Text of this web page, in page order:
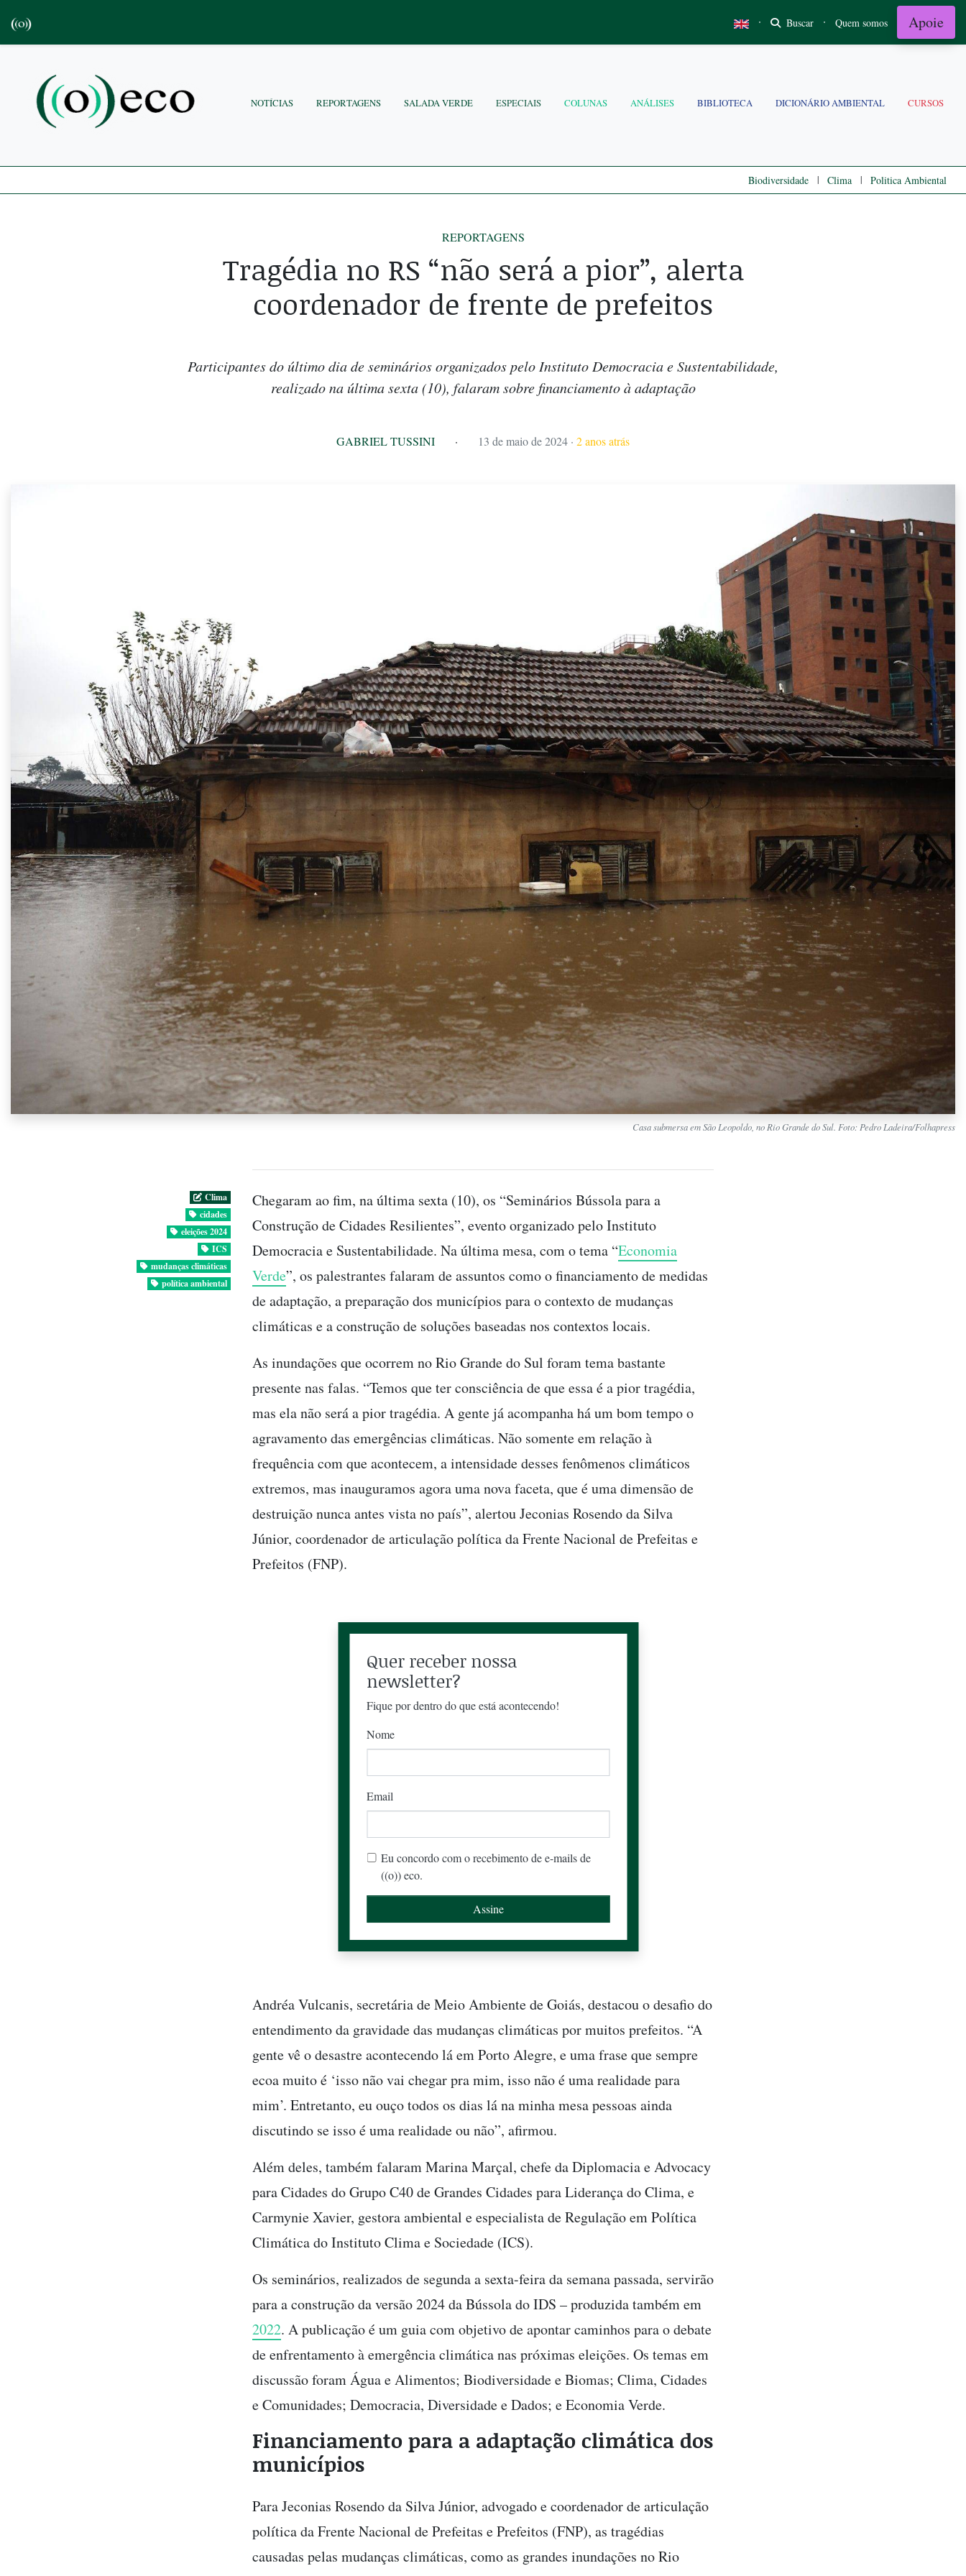
· Buscar · Quem somos Apoie
NOTÍCIAS REPORTAGENS SALADA VERDE ESPECIAIS COLUNAS ANÁLISES BIBLIOTECA DICIONÁRIO AMBIENTAL CURSOS
Biodiversidade | Clima | Politica Ambiental
REPORTAGENS
Tragédia no RS “não será a pior”, alerta
coordenador de frente de prefeitos
Participantes do último dia de seminários organizados pelo Instituto Democracia e Sustentabilidade,
realizado na última sexta (10), falaram sobre financiamento à adaptação
GABRIEL TUSSINI · 13 de maio de 2024 · 2 anos atrás
Casa submersa em São Leopoldo, no Rio Grande do Sul. Foto: Pedro Ladeira/Folhapress
Clima
cidades
eleições 2024
ICS
mudanças climáticas
política ambiental
Chegaram ao fim, na última sexta (10), os “Seminários Bússola para a
Construção de Cidades Resilientes”, evento organizado pelo Instituto
Democracia e Sustentabilidade. Na última mesa, com o tema “Economia
Verde”, os palestrantes falaram de assuntos como o financiamento de medidas
de adaptação, a preparação dos municípios para o contexto de mudanças
climáticas e a construção de soluções baseadas nos contextos locais.
As inundações que ocorrem no Rio Grande do Sul foram tema bastante
presente nas falas. “Temos que ter consciência de que essa é a pior tragédia,
mas ela não será a pior tragédia. A gente já acompanha há um bom tempo o
agravamento das emergências climáticas. Não somente em relação à
frequência com que acontecem, a intensidade desses fenômenos climáticos
extremos, mas inauguramos agora uma nova faceta, que é uma dimensão de
destruição nunca antes vista no país”, alertou Jeconias Rosendo da Silva
Júnior, coordenador de articulação política da Frente Nacional de Prefeitas e
Prefeitos (FNP).
Quer receber nossa
newsletter?
Fique por dentro do que está acontecendo!
Nome
Email
Eu concordo com o recebimento de e-mails de
((o)) eco.
Andréa Vulcanis, secretária de Meio Ambiente de Goiás, destacou o desafio do
entendimento da gravidade das mudanças climáticas por muitos prefeitos. “A
gente vê o desastre acontecendo lá em Porto Alegre, e uma frase que sempre
ecoa muito é ‘isso não vai chegar pra mim, isso não é uma realidade para
mim’. Entretanto, eu ouço todos os dias lá na minha mesa pessoas ainda
discutindo se isso é uma realidade ou não”, afirmou.
Além deles, também falaram Marina Marçal, chefe da Diplomacia e Advocacy
para Cidades do Grupo C40 de Grandes Cidades para Liderança do Clima, e
Carmynie Xavier, gestora ambiental e especialista de Regulação em Política
Climática do Instituto Clima e Sociedade (ICS).
Os seminários, realizados de segunda a sexta-feira da semana passada, servirão
para a construção da versão 2024 da Bússola do IDS – produzida também em
2022. A publicação é um guia com objetivo de apontar caminhos para o debate
de enfrentamento à emergência climática nas próximas eleições. Os temas em
discussão foram Água e Alimentos; Biodiversidade e Biomas; Clima, Cidades
e Comunidades; Democracia, Diversidade e Dados; e Economia Verde.
Financiamento para a adaptação climática dos
municípios
Para Jeconias Rosendo da Silva Júnior, advogado e coordenador de articulação
política da Frente Nacional de Prefeitas e Prefeitos (FNP), as tragédias
causadas pelas mudanças climáticas, como as grandes inundações no Rio